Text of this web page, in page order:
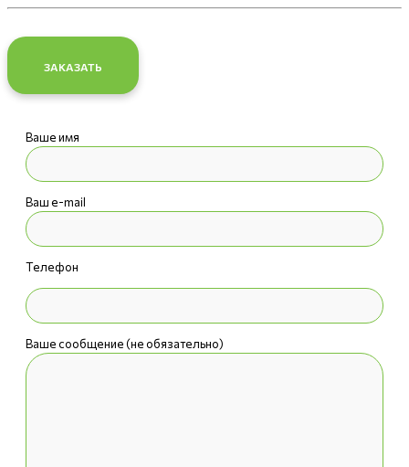
ЗАКАЗАТЬ
Ваше имя
Ваш e-mail
Телефон
Ваше сообщение (не обязательно)